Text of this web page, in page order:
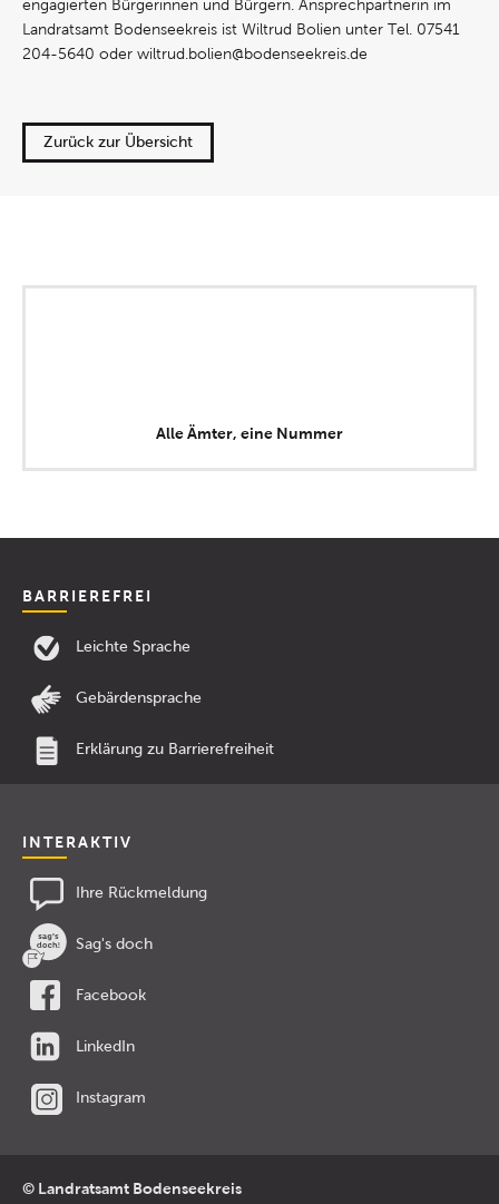
engagierten Bürgerinnen und Bürgern. Ansprechpartnerin im
Landratsamt Bodenseekreis ist Wiltrud Bolien unter Tel. 07541
204-5640 oder wiltrud.bolien@bodenseekreis.de
Zurück zur Übersicht
Alle Ämter, eine Nummer
BARRIEREFREI
Leichte Sprache
Gebärdensprache
Erklärung zu Barrierefreiheit
INTERAKTIV
Ihre Rückmeldung
Sag's doch
Facebook
LinkedIn
Instagram
© Landratsamt Bodenseekreis